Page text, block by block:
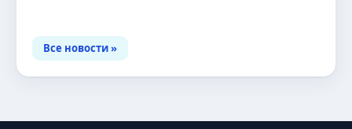
Все новости »